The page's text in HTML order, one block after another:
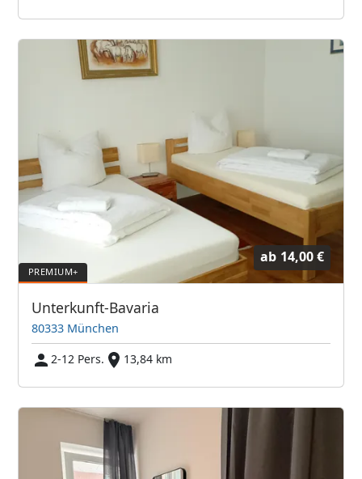
ab 14,00 €
Unterkunft-Bavaria
80333 München
2-12 Pers.
13,84 km